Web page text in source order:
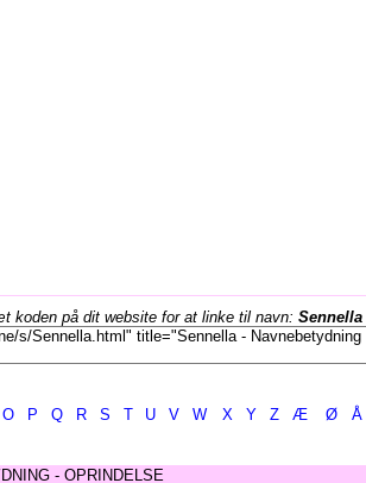
koden på dit website for at linke til navn: Sennella
O P Q R S T U V W X Y Z Æ Ø Å
- OPRINDELSE